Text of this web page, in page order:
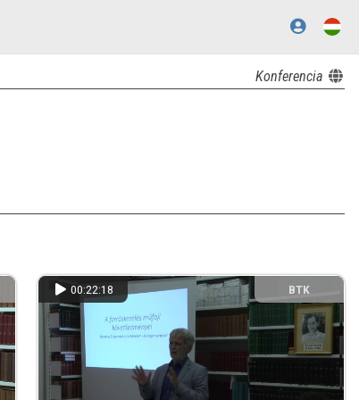
Konferencia
00:22:18 BTK